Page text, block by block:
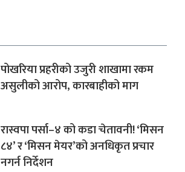
पोखरिया प्रहरीको उजुरी शाखामा रकम
असुलीको आरोप, कारबाहीको माग
रास्वपा पर्सा–४ को कडा चेतावनी! ‘मिसन
८४’ र ‘मिसन मेयर’को अनधिकृत प्रचार
नगर्न निर्देशन